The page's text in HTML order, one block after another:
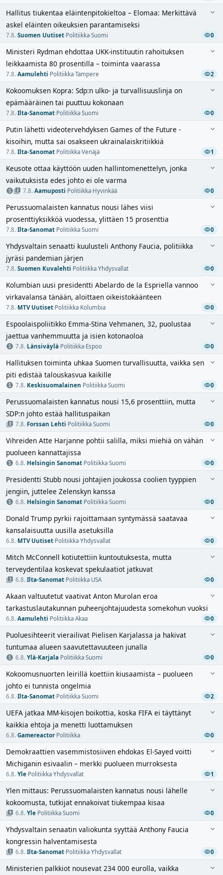
Hallitus tiukentaa eläintenpitokieltoa – Elomaa: Merkittävä
askel eläinten oikeuksien parantamiseksi
7.8.·Suomen Uutiset·Politiikka·Suomi 0
Ministeri Rydman ehdottaa UKK-instituutin rahoituksen
leikkaamista 80 prosentilla – toiminta vaarassa
7.8.·Aamulehti·Politiikka·Tampere 2
Kokoomuksen Kopra: Sdp:n ulko- ja turvallisuuslinja on
epämääräinen tai puuttuu kokonaan
7.8.·Ilta-Sanomat·Politiikka·Suomi 0
Putin lähetti videotervehdyksen Games of the Future -
kisoihin, mutta sai osakseen ukrainalaiskritiikkiä
7.8.·Ilta-Sanomat·Politiikka·Venäjä 1
Keusote ottaa käyttöön uuden hallintomenettelyn, jonka
vaikutuksista edes johto ei ole varma
7.8.·Aamuposti·Politiikka·Hyvinkää 0
Perussuomalaisten kannatus nousi lähes viisi
prosenttiyksikköä vuodessa, ylittäen 15 prosenttia
7.8.·Ilta-Sanomat·Politiikka·Suomi 0
Yhdysvaltain senaatti kuulusteli Anthony Faucia, politiikka
jyräsi pandemian järjen
7.8.·Suomen Kuvalehti·Politiikka·Yhdysvallat 0
Kolumbian uusi presidentti Abelardo de la Espriella vannoo
virkavalansa tänään, aloittaen oikeistokäänteen
7.8.·MTV Uutiset·Politiikka·Kolumbia 0
Espoolaispoliitikko Emma-Stina Vehmanen, 32, puolustaa
jaettua vanhemmuutta ja isien kotonaoloa
7.8.·Länsiväylä·Politiikka·Espoo 0
Hallituksen toiminta uhkaa Suomen turvallisuutta, vaikka sen
piti edistää talouskasvua kaikille
7.8.·Keskisuomalainen·Politiikka·Suomi 0
Perussuomalaisten kannatus nousi 15,6 prosenttiin, mutta
SDP:n johto estää hallituspaikan
7.8.·Forssan Lehti·Politiikka·Suomi 0
Vihreiden Atte Harjanne pohtii salilla, miksi miehiä on vähän
puolueen kannattajissa
6.8.·Helsingin Sanomat·Politiikka·Suomi 0
Presidentti Stubb nousi johtajien joukossa coolien tyyppien
jengiin, juttelee Zelenskyn kanssa
6.8.·Helsingin Sanomat·Politiikka·Suomi 0
Donald Trump pyrkii rajoittamaan syntymässä saatavaa
kansalaisuutta uusilla asetuksilla
6.8.·MTV Uutiset·Politiikka·Yhdysvallat 0
Mitch McConnell kotiutettiin kuntoutuksesta, mutta
terveydentilaa koskevat spekulaatiot jatkuvat
6.8.·Ilta-Sanomat·Politiikka·USA 0
Akaan valtuutetut vaativat Anton Murolan eroa
tarkastuslautakunnan puheenjohtajuudesta somekohun vuoksi
6.8.·Aamulehti·Politiikka·Akaa 0
Puoluesihteerit vierailivat Pielisen Karjalassa ja hakivat
tuntumaa alueen saavutettavuuteen junalla
6.8.·Ylä-Karjala·Politiikka·Suomi 0
Kokoomusnuorten leirillä koettiin kiusaamista – puolueen
johto ei tunnista ongelmia
6.8.·Ilta-Sanomat·Politiikka·Suomi 2
UEFA jatkaa MM-kisojen boikottia, koska FIFA ei täyttänyt
kaikkia ehtoja ja menetti luottamuksen
6.8.·Gamereactor·Politiikka 0
Demokraattien vasemmistosiiven ehdokas El-Sayed voitti
Michiganin esivaalin – merkki puolueen murroksesta
6.8.·Yle·Politiikka·Yhdysvallat 1
Ylen mittaus: Perussuomalaisten kannatus nousi lähelle
kokoomusta, tutkijat ennakoivat tiukempaa kisaa
6.8.·Yle·Politiikka·Suomi 0
Yhdysvaltain senaatin valiokunta syyttää Anthony Faucia
kongressin halventamisesta
6.8.·Ilta-Sanomat·Politiikka·Yhdysvallat 0
Ministerien palkkiot nousevat 234 000 eurolla, vaikka